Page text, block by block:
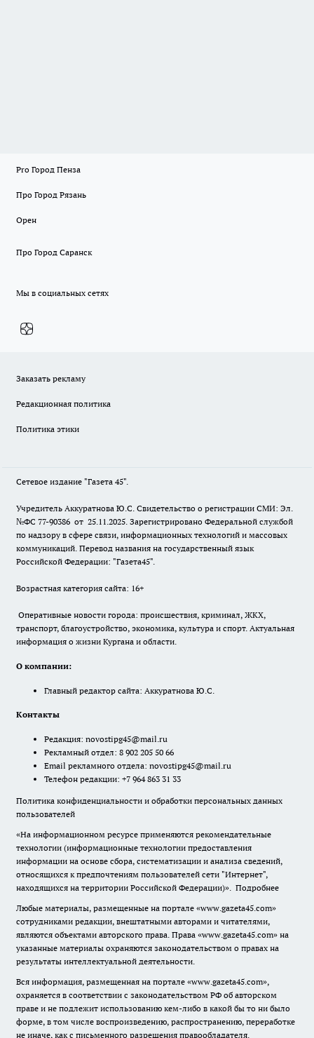
Pro Город Пенза
Про Город Рязань
Орен
Про Город Саранск
Мы в социальных сетях
Заказать рекламу
Редакционная политика
Политика этики
Сетевое издание "Газета 45".
Учредитель Аккуратнова Ю.С. Свидетельство о регистрации СМИ: Эл.
№ФС 77-90386 от 25.11.2025. Зарегистрировано Федеральной службой
по надзору в сфере связи, информационных технологий и массовых
коммуникаций. Перевод названия на государственный язык
Российской Федерации: "Газета45".
Возрастная категория сайта: 16+
Оперативные новости города: происшествия, криминал, ЖКХ,
транспорт, благоустройство, экономика, культура и спорт. Актуальная
информация о жизни Кургана и области.
О компании:
Главный редактор сайта: Аккуратнова Ю.С.
Контакты
Редакция: novostipg45@mail.ru
Рекламный отдел: 8 902 205 50 66
Email рекламного отдела: novostipg45@mail.ru
Телефон редакции: +7 964 863 31 33
Политика конфиденциальности и обработки персональных данных
пользователей
«На информационном ресурсе применяются рекомендательные
технологии (информационные технологии предоставления
информации на основе сбора, систематизации и анализа сведений,
относящихся к предпочтениям пользователей сети "Интернет",
находящихся на территории Российской Федерации)». Подробнее
Любые материалы, размещенные на портале «www.gazeta45.com»
сотрудниками редакции, внештатными авторами и читателями,
являются объектами авторского права. Права «www.gazeta45.com» на
указанные материалы охраняются законодательством о правах на
результаты интеллектуальной деятельности.
Вся информация, размещенная на портале «www.gazeta45.com»,
охраняется в соответствии с законодательством РФ об авторском
праве и не подлежит использованию кем-либо в какой бы то ни было
форме, в том числе воспроизведению, распространению, переработке
не иначе, как с письменного разрешения правообладателя.